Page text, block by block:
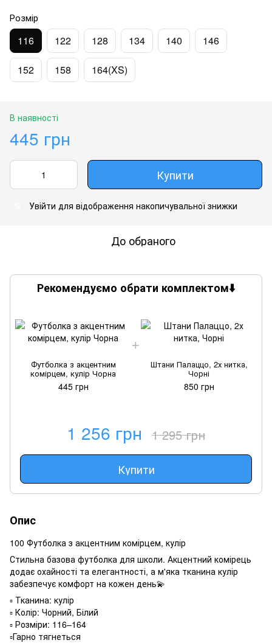
Розмір
116 122 128 134 140 146
152 158 164(XS)
В наявності
445 грн
Купити
Увійти для відображення накопичувальної знижки
До обраного
Рекомендуємо обрати комплектом⬇️
Футболка з акцентним
комірцем, кулір Чорна
445 грн
Штани Палаццо, 2х нитка,
Чорні
850 грн
1 256 грн 1 295 грн
Купити
Опис
100 Футболка з акцентним комірцем, кулір
Стильна базова футболка для школи. Акцентний комірець
додає охайності та елегантності, а м'яка тканина кулір
забезпечує комфорт на кожен день💫
▫️ Тканина: кулір
▫️ Колір: Чорний, Білий
▫️ Розміри: 116–164
▫️Гарно тягнеться